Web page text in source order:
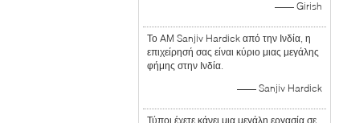
—— Girish
Το AM Sanjiv Hardick από την Ινδία, η
επιχείρησή σας είναι κύριο μιας μεγάλης
φήμης στην Ινδία.
—— Sanjiv Hardick
Τύποι έχετε κάνει μια μεγάλη εργασία σε